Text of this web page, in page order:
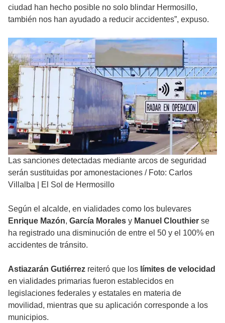
ciudad han hecho posible no solo blindar Hermosillo,
también nos han ayudado a reducir accidentes”, expuso.
Las sanciones detectadas mediante arcos de seguridad
serán sustituidas por amonestaciones / Foto: Carlos
Villalba | El Sol de Hermosillo
Según el alcalde, en vialidades como los bulevares
Enrique Mazón, García Morales y Manuel Clouthier se
ha registrado una disminución de entre el 50 y el 100% en
accidentes de tránsito.
Astiazarán Gutiérrez reiteró que los límites de velocidad
en vialidades primarias fueron establecidos en
legislaciones federales y estatales en materia de
movilidad, mientras que su aplicación corresponde a los
municipios.